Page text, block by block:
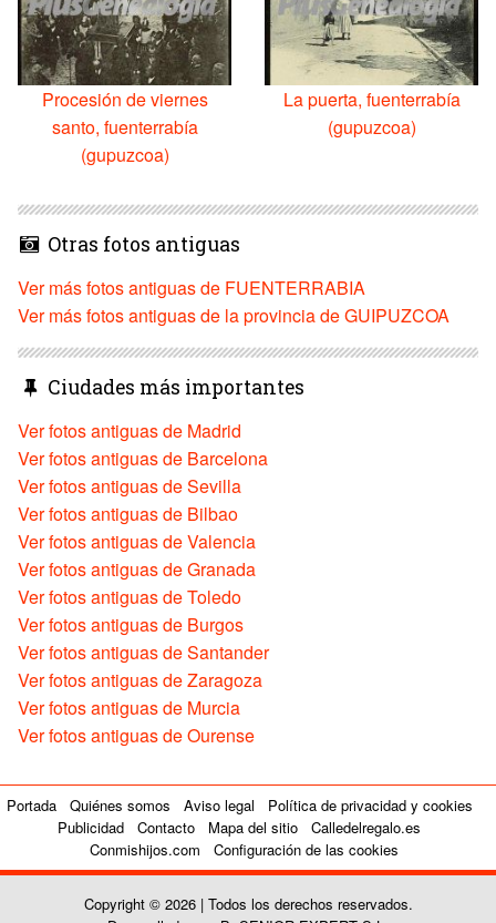
Procesión de viernes
santo, fuenterrabía
(gupuzcoa)
La puerta, fuenterrabía
(gupuzcoa)
Otras fotos antiguas
Ver más fotos antiguas de FUENTERRABIA
Ver más fotos antiguas de la provincia de GUIPUZCOA
Ciudades más importantes
Ver fotos antiguas de Madrid
Ver fotos antiguas de Barcelona
Ver fotos antiguas de Sevilla
Ver fotos antiguas de Bilbao
Ver fotos antiguas de Valencia
Ver fotos antiguas de Granada
Ver fotos antiguas de Toledo
Ver fotos antiguas de Burgos
Ver fotos antiguas de Santander
Ver fotos antiguas de Zaragoza
Ver fotos antiguas de Murcia
Ver fotos antiguas de Ourense
Portada Quiénes somos Aviso legal
Política de privacidad y cookies
Publicidad
Contacto Mapa del sitio
Calledelregalo.es
Conmishijos.com
Configuración de las cookies
Copyright © 2026 | Todos los derechos reservados.